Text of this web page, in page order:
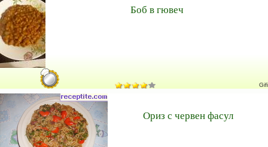
Боб в гювеч
Gifi
Ориз с червен фасул